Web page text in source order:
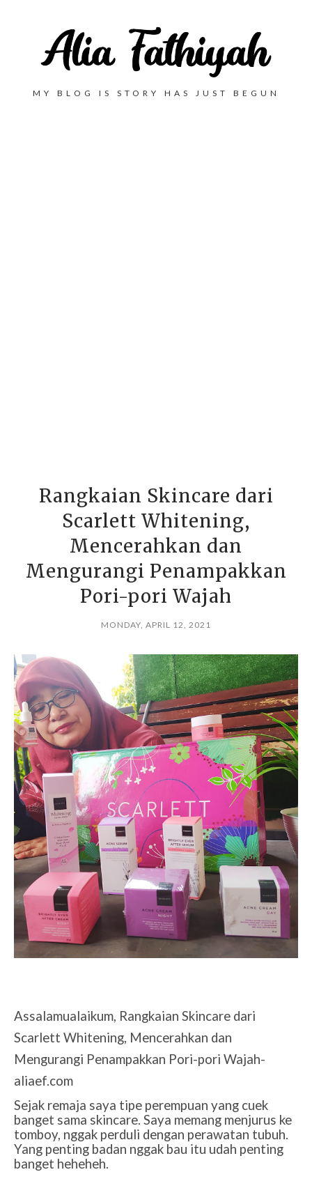
MY BLOG IS STORY HAS JUST BEGUN
Rangkaian Skincare dari
Scarlett Whitening,
Mencerahkan dan
Mengurangi Penampakkan
Pori-pori Wajah
MONDAY, APRIL 12, 2021
Assalamualaikum, Rangkaian Skincare dari
Scarlett Whitening, Mencerahkan dan
Mengurangi Penampakkan Pori-pori Wajah-
aliaef.com
Sejak remaja saya tipe perempuan yang cuek
banget sama skincare. Saya memang menjurus ke
tomboy, nggak perduli dengan perawatan tubuh.
Yang penting badan nggak bau itu udah penting
banget heheheh.